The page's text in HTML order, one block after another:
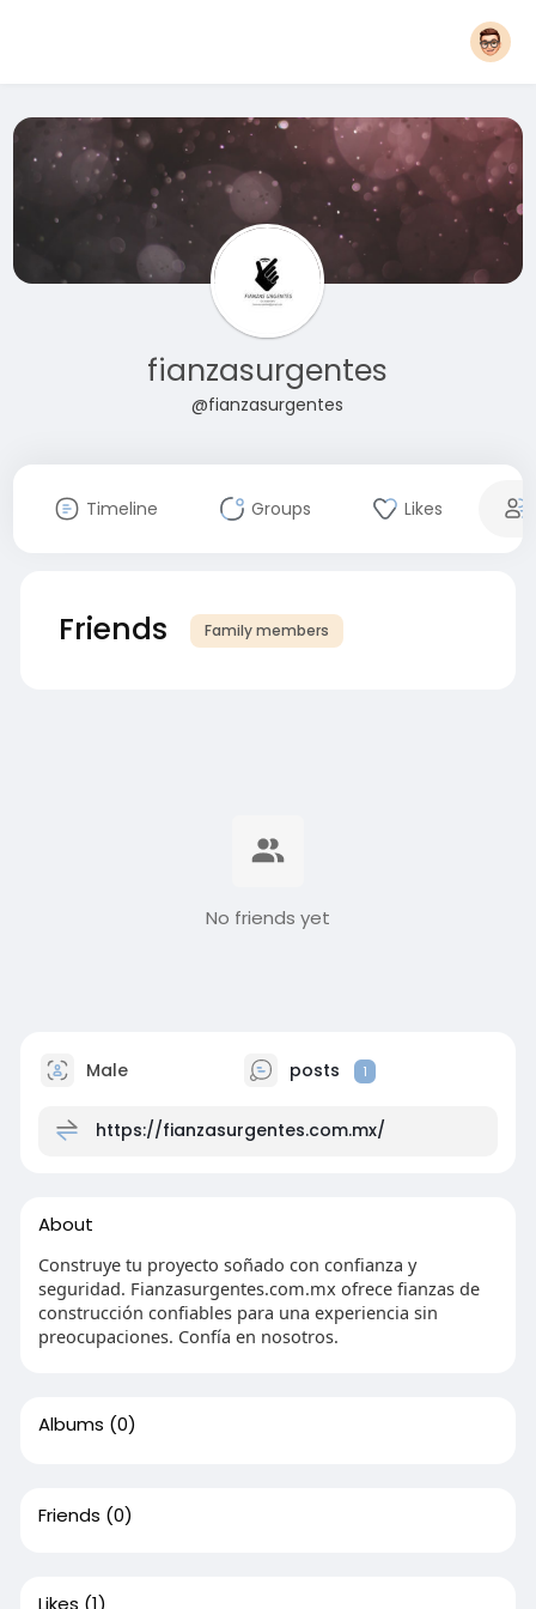
fianzasurgentes
@fianzasurgentes
Timeline Groups Likes
Friends Family members
No friends yet
Male posts 1
https://fianzasurgentes.com.mx/
About
Construye tu proyecto soñado con confianza y
seguridad. Fianzasurgentes.com.mx ofrece fianzas de
construcción confiables para una experiencia sin
preocupaciones. Confía en nosotros.
Albums (0)
Friends (0)
Likes (1)